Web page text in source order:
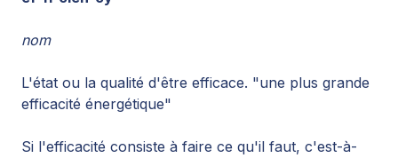
nom
L'état ou la qualité d'être efficace. "une plus grande
efficacité énergétique"
Si l'efficacité consiste à faire ce qu'il faut, c'est-à-